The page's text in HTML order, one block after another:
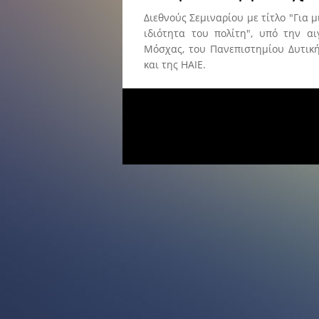
Διεθνούς Σεμιναρίου με τίτλο "Για
ιδιότητα του πολίτη", υπό την
Μόσχας, του Πανεπιστημίου
και της ΗΑΙΕ.